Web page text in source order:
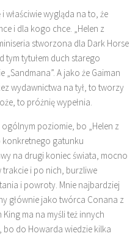
właściwie wygląda na to, że
i dla kogo chce. „Helen z
stworzona dla Dark Horse
tym tytułem duch starego
„Sandmana”. A jako że Gaiman
wydawnictwa na tył, to tworzy
to próżnię wypełnia.
poziomie, bo „Helen z
konkretnego gatunku
na drugi koniec świata, mocno
i po nich, burzliwe
i powroty. Mnie najbardziej
głównie jako twórca Conana z
ma na myśli też innych
bo do Howarda wiedzie kilka